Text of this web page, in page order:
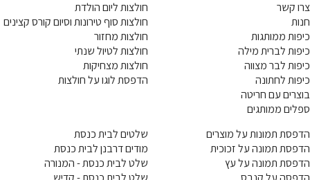
צרו קשר
חנות
כיפות ממותגות
כיפות לברית מילה
כיפות לבר מצווה
כיפות לחתונה
בוצרים עם חריטה
ספלים ממותגים
חולצות ליום הולדת
חולצות סוף טירונות וסיום קורס קצינים
חולצות מחזור
חולצות לטיול שנתי
חולצות מצחיקות
הדפסת לוגו על חולצות
הדפסת תמונות על מוצרים
הדפסת תמונה על זכוכית
הדפסת תמונה על עץ
שלטים לבית כנסת
מודים דרבנן לבית כנסת
שלט לבית כנסת - המנורה